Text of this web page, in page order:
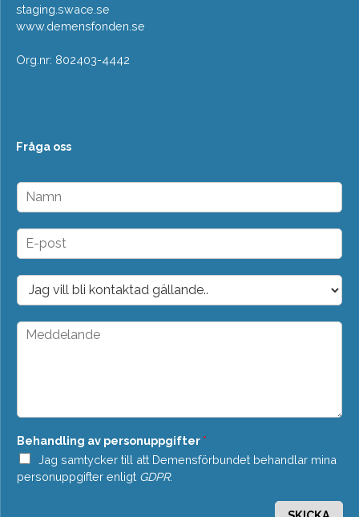
staging.swace.se
www.demensfonden.se
Org.nr: 802403-4442
Fråga oss
N
m
n
E
p
o
t
*
D
o
p
M
a
d
e
*
Behandling av personuppgifter *
Jag samtycker till att Demensförbundet behandlar mina
personuppgifter enligt GDPR.